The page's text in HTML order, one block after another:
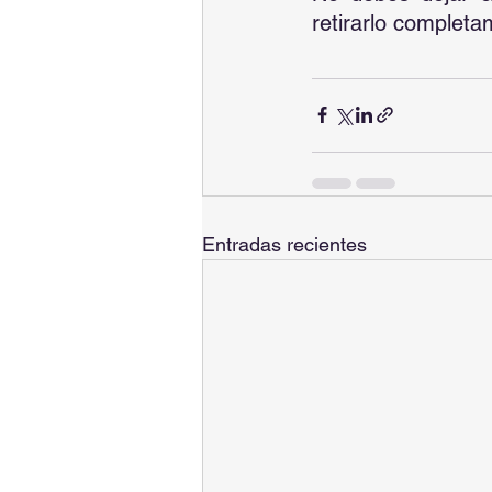
retirarlo
Entradas recientes